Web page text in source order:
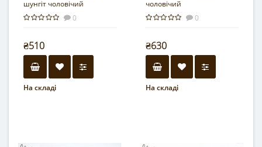
шунгіт чоловічий
0
₴510
На складі
чоловічий
0
₴630
На складі